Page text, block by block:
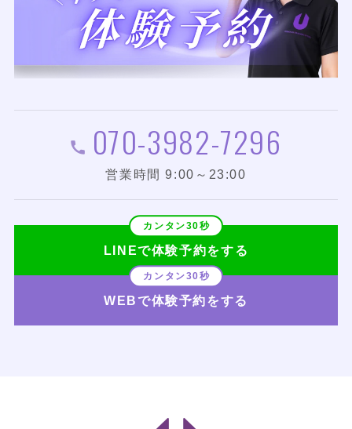
070-3982-7296
営業時間 9:00～23:00
LINEで体験予約をする
WEBで体験予約をする